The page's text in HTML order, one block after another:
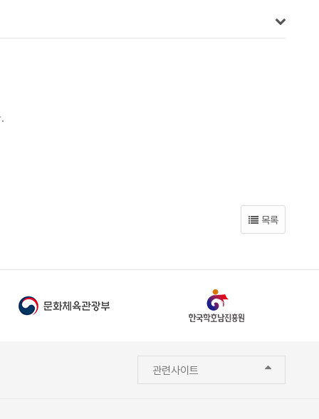
목록
관련사이트